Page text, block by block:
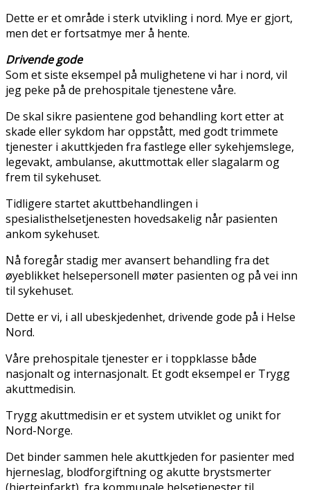
Dette er et område i sterk utvikling i nord. Mye er gjort,
men det er fortsatmye mer å hente.
Drivende gode
Som et siste eksempel på mulighetene vi har i nord, vil
jeg peke på de prehospitale tjenestene våre.
De skal sikre pasientene god behandling kort etter at
skade eller sykdom har oppstått, med godt trimmete
tjenester i akuttkjeden fra fastlege eller sykehjemslege,
legevakt, ambulanse, akuttmottak eller slagalarm og
frem til sykehuset.
Tidligere startet akuttbehandlingen i
spesialisthelsetjenesten hovedsakelig når pasienten
ankom sykehuset.
Nå foregår stadig mer avansert behandling fra det
øyeblikket helsepersonell møter pasienten og på vei inn
til sykehuset.
Dette er vi, i all ubeskjedenhet, drivende gode på i Helse
Nord.
Våre prehospitale tjenester er i toppklasse både
nasjonalt og internasjonalt. Et godt eksempel er Trygg
akuttmedisin.
Trygg akuttmedisin er et system utviklet og unikt for
Nord-Norge.
Det binder sammen hele akuttkjeden for pasienter med
hjerneslag, blodforgiftning og akutte brystsmerter